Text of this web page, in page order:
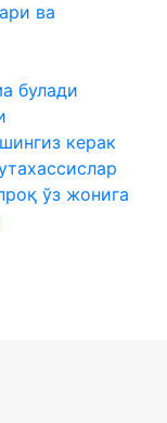
ва
булади
керак
ўз жонига